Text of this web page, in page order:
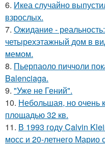
6. Икеа случайно
взрослых.
7. Ожидание -
четырехэтажный дом в
мемом.
8. Пьерпаоло пиччоли
Balenciaga.
9. "Уже не Гений".
10. Небольшая, но очень
площадью 32 кв.
11. В 1993 году Calvin
мосс и 20-летнего Марио